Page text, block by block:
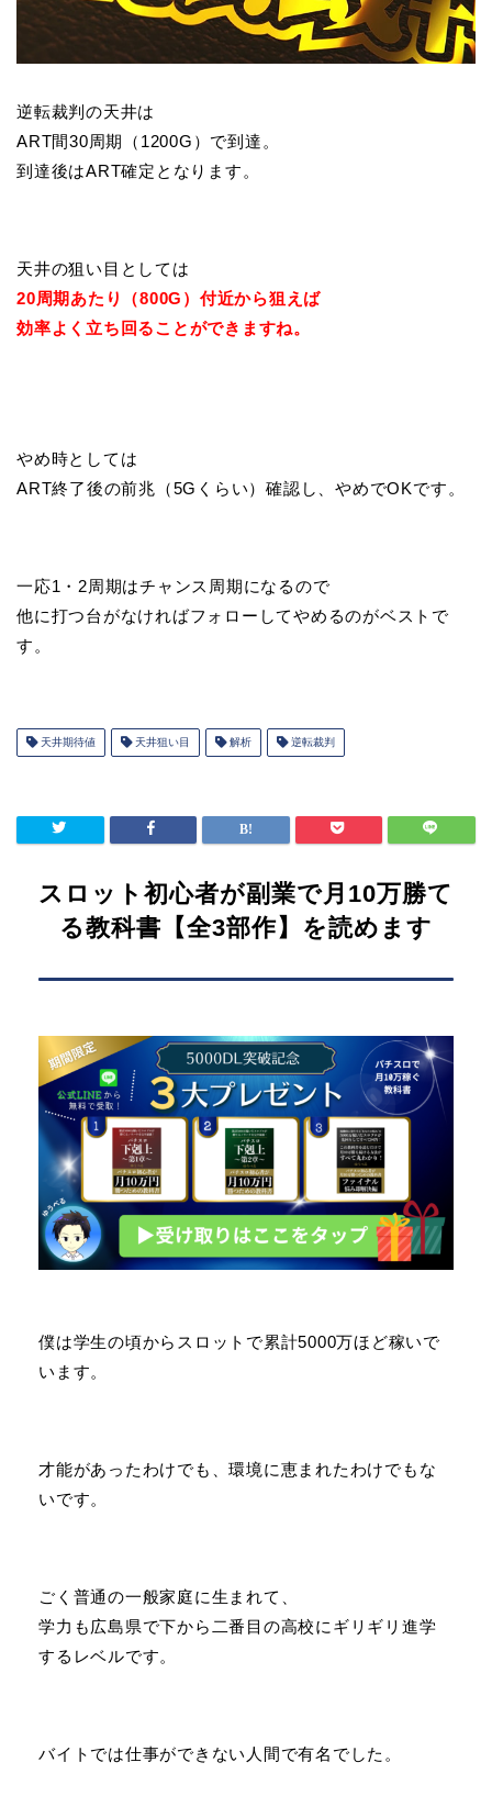
逆転裁判の天井は
ART間30周期（1200G）で到達。
到達後はART確定となります。
天井の狙い目としては
20周期あたり（800G）付近から狙えば
効率よく立ち回ることができますね。
やめ時としては
ART終了後の前兆（5Gくらい）確認し、やめでOKです。
一応1・2周期はチャンス周期になるので
他に打つ台がなければフォローしてやめるのがベストで
す。
天井期待値 天井狙い目 解析 逆転裁判
スロット初心者が副業で月10万勝て
る教科書【全3部作】を読めます
僕は学生の頃からスロットで累計5000万ほど稼いで
います。
才能があったわけでも、環境に恵まれたわけでもな
いです。
ごく普通の一般家庭に生まれて、
学力も広島県で下から二番目の高校にギリギリ進学
するレベルです。
バイトでは仕事ができない人間で有名でした。